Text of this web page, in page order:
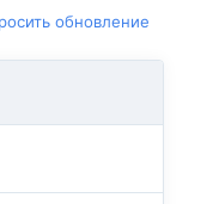
обновление